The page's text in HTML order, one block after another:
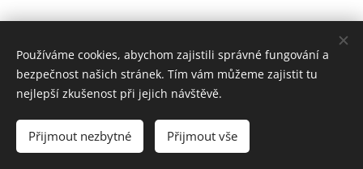
Obrázky poskytlPexels
Cookies
Používáme cookies, abychom zajistili správné fungování a
bezpečnost našich stránek. Tím vám můžeme zajistit tu
nejlepší zkušenost při jejich návštěvě.
Přijmout nezbytné Přijmout vše